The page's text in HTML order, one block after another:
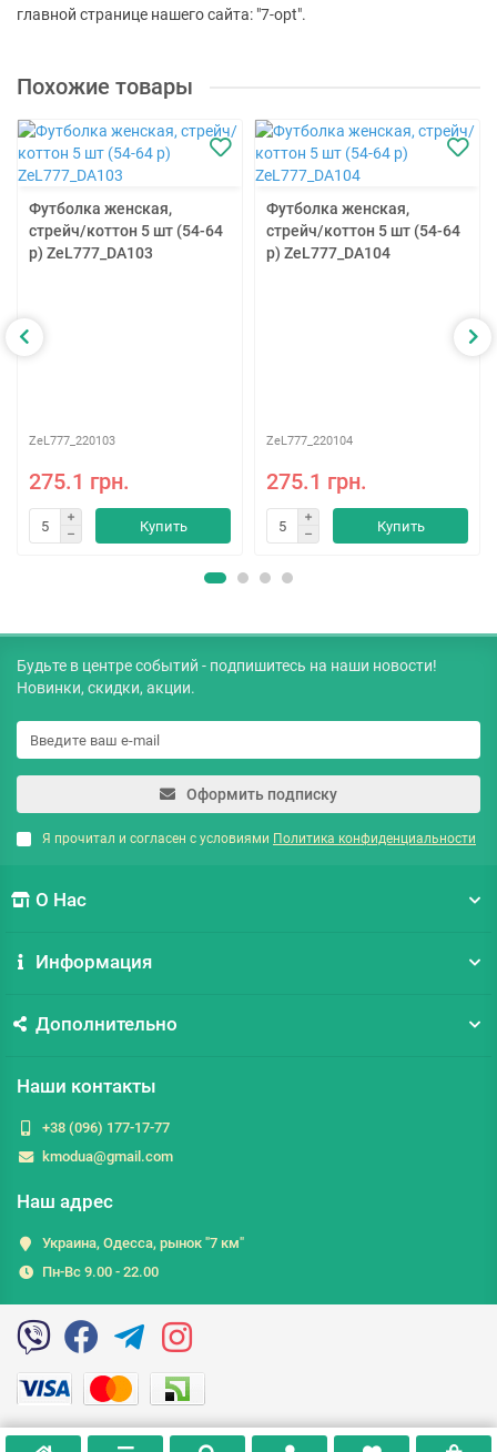
главной странице нашего сайта: "7-opt".
Похожие товары
Футболка женская,
стрейч/коттон 5 шт (54-64
р) ZeL777_DA103
ZeL777_220103
275.1 грн.
Купить
Футболка женская,
стрейч/коттон 5 шт (54-64
р) ZeL777_DA104
ZeL777_220104
275.1 грн.
Купить
Будьте в центре событий - подпишитесь на наши новости!
Новинки, скидки, акции.
Оформить подписку
Я прочитал и согласен с условиями Политика конфиденциальности
О Нас
Информация
Дополнительно
Наши контакты
+38 (096) 177-17-77
kmodua@gmail.com
Наш адрес
Украина, Одесса, рынок "7 км"
Пн-Вс 9.00 - 22.00